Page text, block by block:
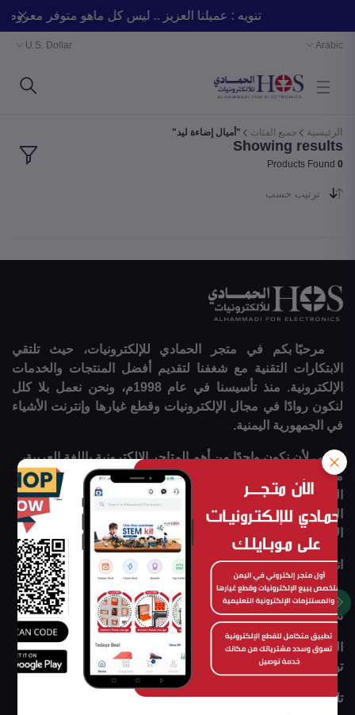
تنويه : عميلنا العزيز .. ليس كل ماهو متوفر
Arabic
U.S. Dollar
الرئيسية جميع الفئات "أميال إضاءة ليد"
Showing results
0
ترتيب حسب
مرحبًا بكم في متجر الحمادي للإلكترونيات، حيث تلتقي
الابتكارات التقنية مع شغفنا لتقديم أفضل المنتجات والخدمات
الإلكترونية. منذ تأسيسنا في عام 1998م، ونحن نعمل بلا كلل
لنكون روادًا في مجال الإلكترونيات وقطع غيارها وإنترنت الأشياء
في الجمهورية اليمنية.
نسعى لأن نكون واحدًا من أهم المتاجر الإلكترونية باللغة العربية،
متخصصين في بيع المنتجات الإلكترونية النوعية وتقديم خدمات
التعليم والمشاريع الخاصة بالتصنيع والابتكار. نحن نؤمن بأن
التكنولوجيا ليست مجرد أدوات، بل هي وسيلة لتحسين حياة
الأفراد والمجتمعات.
انضموا إلينا اليوم !
استكشفوا عالم الإلكترونيات معنا وكونوا جزءًا من مجتمع يسعى
نحو التغيير الإيجابي والابتكار المستدام.
العنوان : الجمهورية اليمنية - صنعاء – ميدان التحرير – جوار برج
تيليمن
تلفون : 00967772577747 - 00967777297492